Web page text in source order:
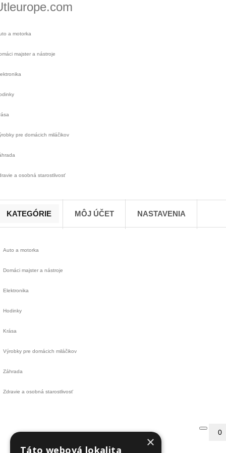
a motorka
majster a nástroje
pre domácich miláčikov
a osobná starostlivosť
KATEGÓRIE MÔJ ÚČET NASTAVENIA
Auto a motorka
Domáci majster a nástroje
Elektronika
Hodinky
Krása
Výrobky pre domácich miláčikov
Záhrada
Zdravie a osobná starostlivosť
0
×
Táto webová lokalita